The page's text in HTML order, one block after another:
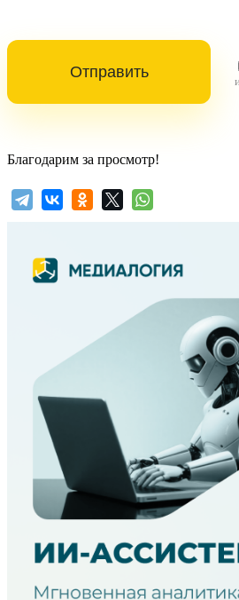
Благодарим за просмотр!